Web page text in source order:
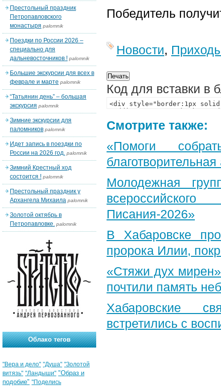
Победитель
Новости,
Код для вставки в
Смотрите также:
«Помоги
Молодежная
Писания-2026»
В Хабаровске
пророка Илии,
«Стяжи дух
почтили память
Хабаровские
встретились с
Престольный праздник
Петропавловского
монастыря palomnik
Поездки по России 2026 –
специально для
дальневосточников ! palomnik
Большие экскурсии для всех в
феврале и марте palomnik
“Татьянин день” – большая
экскурсия palomnik
Зимние экскурсии для
паломников palomnik
Идет запись в поездки по
России на 2026 год. palomnik
Зимний Крестный ход
состоится ! palomnik
Престольный праздник у
Архангела Михаила palomnik
Золотой октябрь в
Петропавловке. palomnik
Облако тегов
"Вера и дело" "Душа" "Золотой
витязь" "Ландыши" "Образ и
подобие" "Поделись